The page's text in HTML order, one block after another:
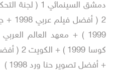
2 ( أفضل
+ أفضل تصوير حنا ورد 1998 )